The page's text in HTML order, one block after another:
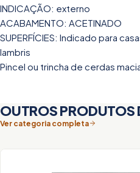
INDICAÇÃO: externo
ACABAMENTO: ACETINADO
SUPERFÍCIES: Indicado para
lambris
Pincel ou trincha de cerdas
OUTROS PRODUTOS
Ver categoria completa